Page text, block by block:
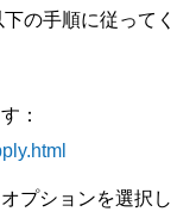
の手順に従ってく
：
プションを選択し